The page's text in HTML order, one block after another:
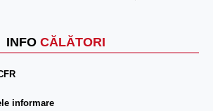
INFO CĂLĂTORI
informare